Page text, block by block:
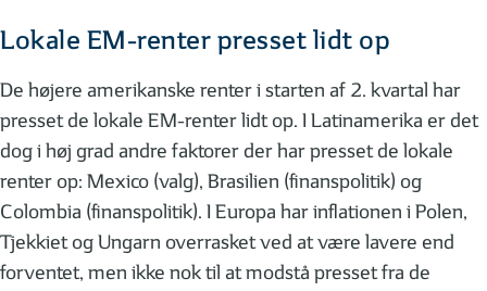
Lokale EM-renter presset lidt op
De højere amerikanske renter i starten af 2. kvartal har
presset de lokale EM-renter lidt op. I Latinamerika er det
dog i høj grad andre faktorer der har presset de lokale
renter op: Mexico (valg), Brasilien (finanspolitik) og
Colombia (finanspolitik). I Europa har inflationen i Polen,
Tjekkiet og Ungarn overrasket ved at være lavere end
forventet, men ikke nok til at modstå presset fra de